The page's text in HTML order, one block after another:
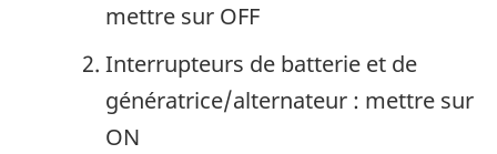
mettre sur OFF
Interrupteurs de batterie et de
génératrice/alternateur : mettre sur
ON